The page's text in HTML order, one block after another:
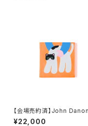
【会場売約済】John
画T 「Stretchy Cat」
¥22,000